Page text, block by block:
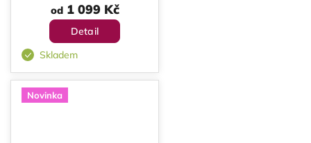
od1 099 Kč
Detail
Skladem
Novinka